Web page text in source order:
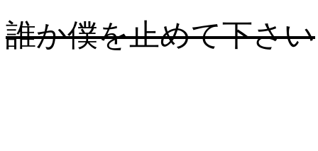
誰か僕を止めて下さい